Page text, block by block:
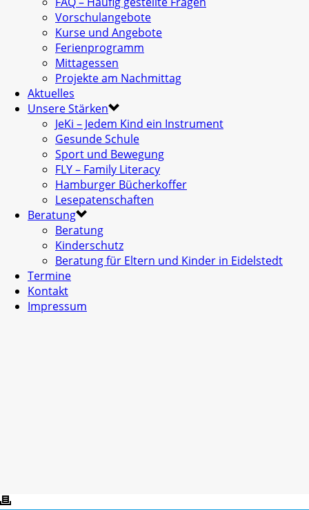
Vorschulangebote
Kurse und Angebote
Ferienprogramm
Mittagessen
Projekte am Nachmittag
Aktuelles
Unsere Stärken
JeKi – Jedem Kind ein Instrument
Gesunde Schule
Sport und Bewegung
FLY – Family Literacy
Hamburger Bücherkoffer
Lesepatenschaften
Beratung
Beratung
Kinderschutz
Beratung für Eltern und Kinder in Eidelstedt
Termine
Kontakt
Impressum